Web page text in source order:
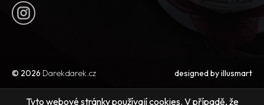
© 2026 Darekdarek.cz designed byillusmart
Tyto webové stránky používají cookies. V případě, že